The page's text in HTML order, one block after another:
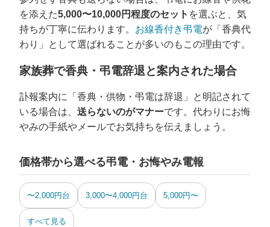
を添えた5,000〜10,000円程度のセット を選ぶと、気
持ちが丁寧に伝わります。 お線香付き弔電が「香典代
わり」として選ばれることが多いのもこの理由です。
家族葬で香典・弔電辞退と案内された場合
訃報案内に「香典・供物・弔電は辞退」と明記されて
いる場合は、 送らないのがマナーです。代わりにお悔
やみの手紙やメールでお気持ちを伝えましょう。
価格帯から選べる弔電・お悔やみ電報
〜2,000円台 3,000〜4,000円台 5,000円〜
すべて見る